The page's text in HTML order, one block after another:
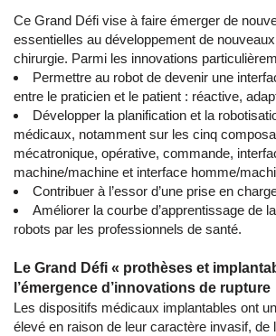
Ce Grand Défi vise à faire émerger de
essentielles au développement de
chirurgie. Parmi les innovations
Permettre au robot de devenir une
entre le praticien et le patient : réactive,
Développer la planification et la
médicaux, notamment sur les cinq
mécatronique, opérative, commande,
machine/machine et interface homme/
Contribuer à l’essor d’une prise en
Améliorer la courbe d’apprentissage de
robots par les professionnels de santé.
Le Grand Défi « prothèses et
l’émergence d’innovations de rupture
Les dispositifs médicaux implantables ont
élevé en raison de leur caractère invasif, de